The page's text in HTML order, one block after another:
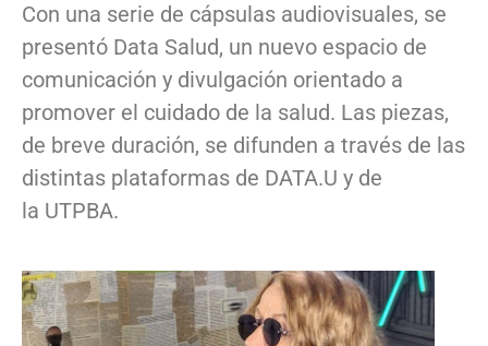
Con una serie de cápsulas audiovisuales, se
presentó Data Salud, un nuevo espacio de
comunicación y divulgación orientado a
promover el cuidado de la salud. Las piezas,
de breve duración, se difunden a través de las
distintas plataformas de DATA.U y de
la UTPBA.